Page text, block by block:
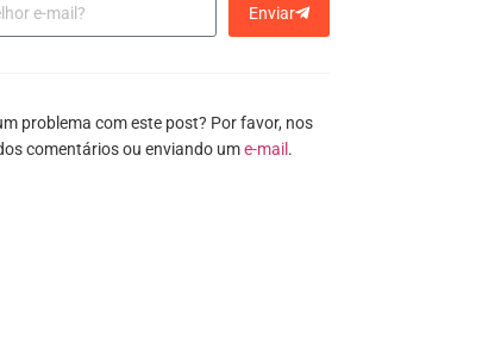
Enviar
problema com este post? Por favor, nos
comentários ou enviando ume-mail .